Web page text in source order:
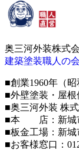
奥三河外装株式
建築塗装職人の会
■創業1960年（昭
■外壁塗装・屋
■奥三河外装 株
■本 店：新城
■板金工場：新城
■お客様窓口：